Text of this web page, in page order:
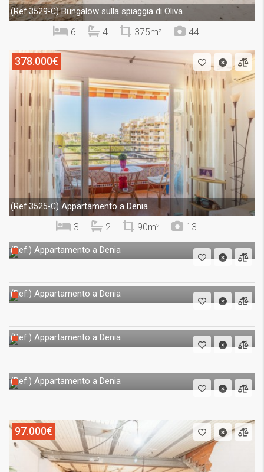
(Ref.3529-C)Bungalow sulla spiaggia di Oliva
6 4 375m² 44
378.000€
(Ref.3525-C) Appartamento a Denia
3 2 90m² 13
(Ref.) Appartamento a Denia
(Ref.) Appartamento a Denia
(Ref.) Appartamento a Denia
(Ref.) Appartamento a Denia
97.000€